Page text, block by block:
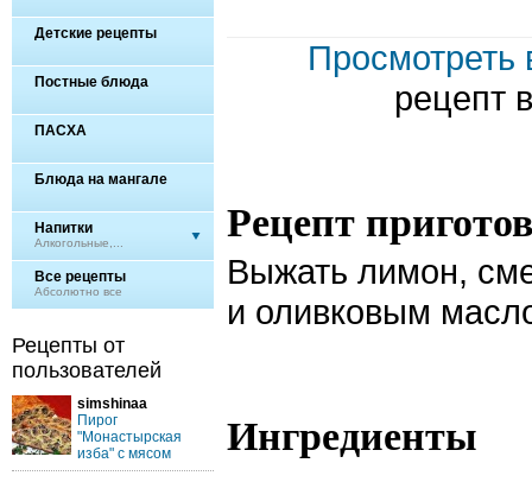
Детские рецепты
Постные блюда
ПАСХА
Блюда на мангале
Напитки
Алкогольные,...
Все рецепты
Абсолютно все
Рецепты от
пользователей
simshinaa
Пирог
"Монастырская
изба" с мясом
Просмотреть
рецепт
Рецепт
Выжать лимон,
и оливковым
Ингредиенты